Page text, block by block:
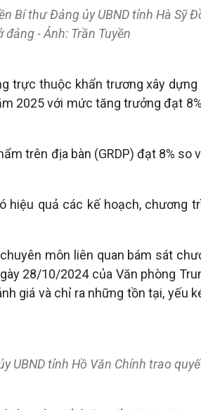
Bí thư Đảng ủy UBND tỉnh Hà
- Ảnh: Trần Tuyền
trực thuộc khẩn trương xây
2025 với mức tăng trưởng đạt
trên địa bàn (GRDP) đạt 8%
quả các kế hoạch, chương
môn liên quan bám sát
28/10/2024 của Văn phòng
giá và chỉ ra những tồn tại, yếu
UBND tỉnh Hồ Văn Chính trao